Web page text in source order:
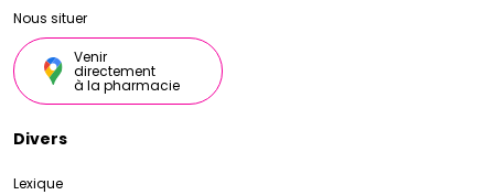
Nous situer
Venir
directement
à la pharmacie
Divers
Lexique